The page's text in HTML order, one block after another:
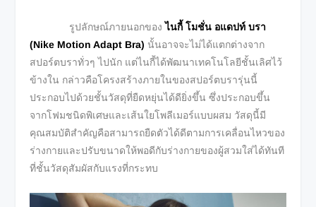
รูปลักษณ์ภายนอกของไนกี้ โมชั่น อแดปท์ บรา
(Nike Motion Adapt Bra) นั้นอาจจะไม่ได้แตกต่างจาก
สปอร์ตบราทั่วๆ ไปนัก แต่ไนกี้ได้พัฒนาเทคโนโลยีชั้นเลิศไว้
ข้างใน กล่าวคือโครงสร้างภายในของสปอร์ตบรารุ่นนี้
ประกอบไปด้วยชั้นวัสดุที่ยืดหยุ่นได้ดียิ่งขึ้น ซึ่งประกอบขึ้น
จากโฟมชนิดพิเศษและเส้นใยโพลีเมอร์แบบผสม วัสดุนี้มี
คุณสมบัติสำคัญคือสามารถยืดตัวได้ดีตามการเคลื่อนไหวของ
ร่างกายและปรับขนาดให้พอดีกับร่างกายของผู้สวมใส่ได้ทันที
ที่ชั้นวัสดุสัมผัสกับแรงที่กระทบ